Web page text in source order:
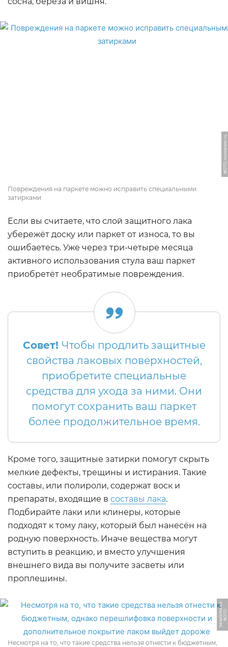
ФОТО: roomester.ru
Повреждения на паркете можно исправить специальными
затирками
Если вы считаете, что слой защитного лака
убережёт доску или паркет от износа, то вы
ошибаетесь. Уже через три-четыре месяца
активного использования стула ваш паркет
приобретёт необратимые повреждения.
Совет! Чтобы продлить защитные
свойства лаковых поверхностей,
приобретите специальные
средства для ухода за ними. Они
помогут сохранить ваш паркет
более продолжительное время.
Кроме того, защитные затирки помогут скрыть
мелкие дефекты, трещины и истирания. Такие
составы, или полироли, содержат воск и
препараты, входящие в составы лака.
Подбирайте лаки или клинеры, которые
подходят к тому лаку, который был нанесён на
родную поверхность. Иначе вещества могут
вступить в реакцию, и вместо улучшения
внешнего вида вы получите засветы или
проплешины.
Ф
О
Т
О:
b
e
s
pl
a
t
k
a.
u
a
Несмотря на то, что такие средства нельзя отнести к бюджетным,